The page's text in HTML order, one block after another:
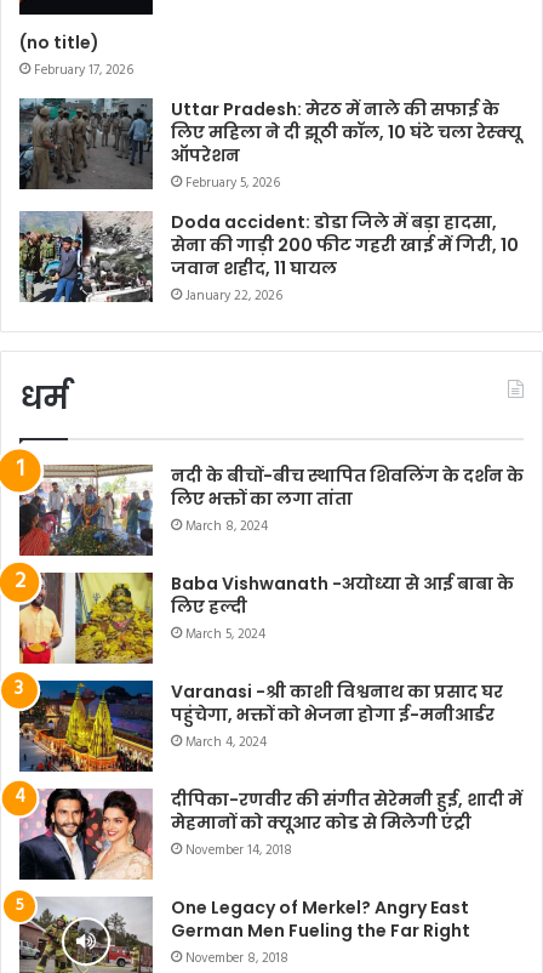
(no title)
February 17, 2026
Uttar Pradesh: मेरठ में नाले की सफाई के
लिए महिला ने दी झूठी कॉल, 10 घंटे चला रेस्क्यू
ऑपरेशन
February 5, 2026
Doda accident: डोडा जिले में बड़ा हादसा,
सेना की गाड़ी 200 फीट गहरी खाई में गिरी, 10
जवान शहीद, 11 घायल
January 22, 2026
धर्म
नदी के बीचों-बीच स्थापित शिवलिंग के दर्शन के
लिए भक्तों का लगा तांता
March 8, 2024
Baba Vishwanath -अयोध्या से आई बाबा के
लिए हल्दी
March 5, 2024
Varanasi -श्री काशी विश्वनाथ का प्रसाद घर
पहुंचेगा, भक्तों को भेजना होगा ई-मनीआर्डर
March 4, 2024
दीपिका-रणवीर की संगीत सेरेमनी हुई, शादी में
मेहमानों को क्यूआर कोड से मिलेगी एंट्री
November 14, 2018
One Legacy of Merkel? Angry East
German Men Fueling the Far Right
November 8, 2018